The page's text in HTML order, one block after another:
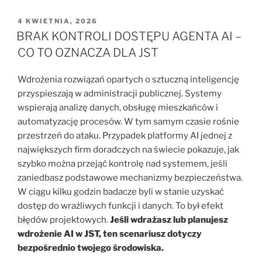
OPUBLIKOWANE
W
4 KWIETNIA, 2026
BRAK KONTROLI DOSTĘPU AGENTA AI –
CO TO OZNACZA DLA JST
Wdrożenia rozwiązań opartych o sztuczną inteligencję
przyspieszają w administracji publicznej. Systemy
wspierają analizę danych, obsługę mieszkańców i
automatyzację procesów. W tym samym czasie rośnie
przestrzeń do ataku. Przypadek platformy AI jednej z
największych firm doradczych na świecie pokazuje, jak
szybko można przejąć kontrolę nad systemem, jeśli
zaniedbasz podstawowe mechanizmy bezpieczeństwa.
W ciągu kilku godzin badacze byli w stanie uzyskać
dostęp do wrażliwych funkcji i danych. To był efekt
błędów projektowych.Jeśli wdrażasz lub planujesz
wdrożenie AI w JST, ten scenariusz dotyczy
bezpośrednio twojego środowiska.